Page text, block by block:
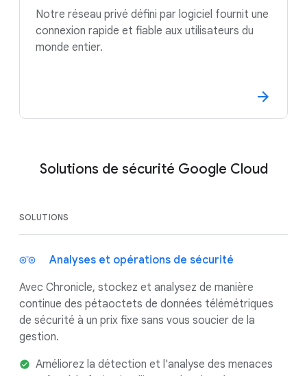
Notre réseau privé défini par logiciel fournit une
connexion rapide et fiable aux utilisateurs du
monde entier.
Solutions de sécurité Google Cloud
SOLUTIONS
Analyses et opérations de sécurité
Avec Chronicle, stockez et analysez de manière
continue des pétaoctets de données télémétriques
de sécurité à un prix fixe sans vous soucier de la
gestion.
Améliorez la détection et l'analyse des menaces